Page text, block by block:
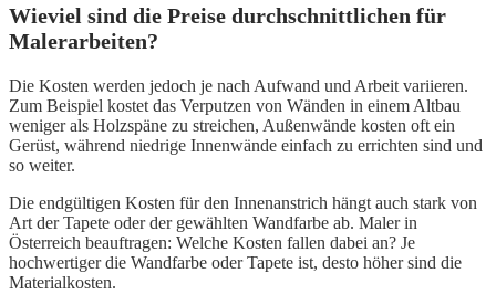
Wieviel sind die Preise durchschnittlichen für
Malerarbeiten?
Die Kosten werden jedoch je nach Aufwand und Arbeit variieren.
Zum Beispiel kostet das Verputzen von Wänden in einem Altbau
weniger als Holzspäne zu streichen, Außenwände kosten oft ein
Gerüst, während niedrige Innenwände einfach zu errichten sind und
so weiter.
Die endgültigen Kosten für den Innenanstrich hängt auch stark von
Art der Tapete oder der gewählten Wandfarbe ab. Maler in
Österreich beauftragen: Welche Kosten fallen dabei an? Je
hochwertiger die Wandfarbe oder Tapete ist, desto höher sind die
Materialkosten.